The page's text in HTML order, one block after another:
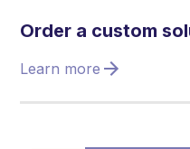
Order a custom
Learn more